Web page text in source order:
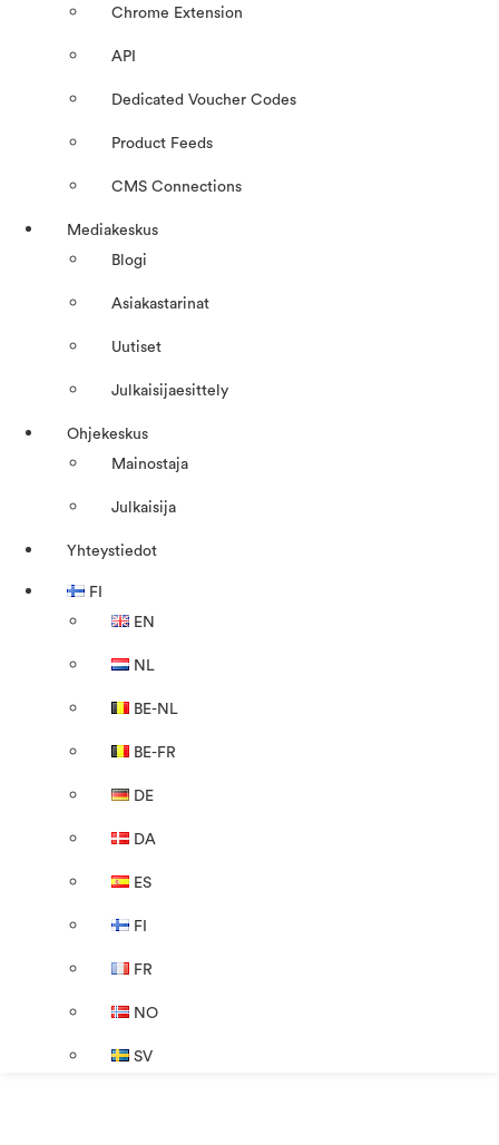
Chrome Extension
API
Dedicated Voucher Codes
Product Feeds
CMS Connections
Mediakeskus
Blogi
Asiakastarinat
Uutiset
Julkaisijaesittely
Ohjekeskus
Mainostaja
Julkaisija
Yhteystiedot
FI
EN
NL
BE-NL
BE-FR
DE
DA
ES
FI
FR
NO
SV